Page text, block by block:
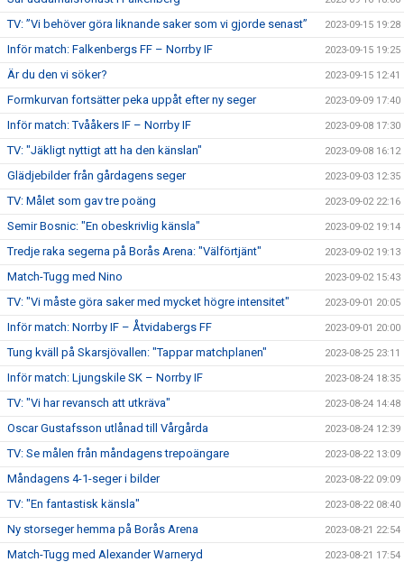
TV: ”Vi behöver göra liknande saker som vi gjorde senast” 2023-09-15 19:28
Inför match: Falkenbergs FF – Norrby IF 2023-09-15 19:25
Är du den vi söker? 2023-09-15 12:41
Formkurvan fortsätter peka uppåt efter ny seger 2023-09-09 17:40
Inför match: Tvååkers IF – Norrby IF 2023-09-08 17:30
TV: "Jäkligt nyttigt att ha den känslan" 2023-09-08 16:12
Glädjebilder från gårdagens seger 2023-09-03 12:35
TV: Målet som gav tre poäng 2023-09-02 22:16
Semir Bosnic: "En obeskrivlig känsla" 2023-09-02 19:14
Tredje raka segerna på Borås Arena: "Välförtjänt" 2023-09-02 19:13
Match-Tugg med Nino 2023-09-02 15:43
TV: "Vi måste göra saker med mycket högre intensitet" 2023-09-01 20:05
Inför match: Norrby IF – Åtvidabergs FF 2023-09-01 20:00
Tung kväll på Skarsjövallen: "Tappar matchplanen" 2023-08-25 23:11
Inför match: Ljungskile SK – Norrby IF 2023-08-24 18:35
TV: "Vi har revansch att utkräva" 2023-08-24 14:48
Oscar Gustafsson utlånad till Vårgårda 2023-08-24 12:39
TV: Se målen från måndagens trepoängare 2023-08-22 13:09
Måndagens 4-1-seger i bilder 2023-08-22 09:09
TV: "En fantastisk känsla" 2023-08-22 08:40
Ny storseger hemma på Borås Arena 2023-08-21 22:54
Match-Tugg med Alexander Warneryd 2023-08-21 17:54